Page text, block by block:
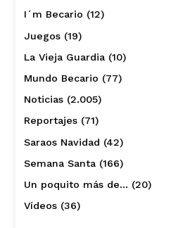
I´m Becario (12)
Juegos(19)
La Vieja Guardia(10)
Mundo Becario (77)
Noticias(2.005)
Reportajes(71)
Saraos Navidad (42)
Semana Santa(166)
Un poquito más de… (20)
Vídeos(36)